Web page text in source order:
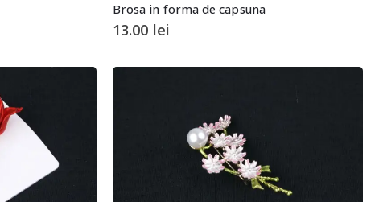
Brosa in forma de capsuna
13.00 lei